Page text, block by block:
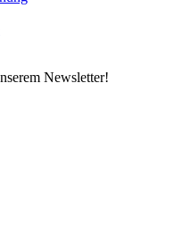
Newsletter!